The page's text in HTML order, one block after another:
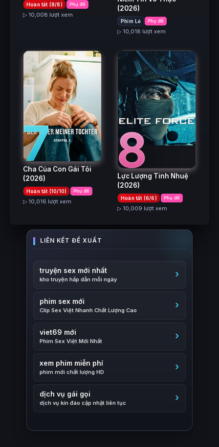
Hoàn tất (8/8) Phụ đề
▷ 10,008 lượt xem
(2026)
Phim Lẻ Phụ đề
▷ 10,018 lượt xem
7
Cha Của Con Gái Tôi
(2026)
Hoàn tất (10/10) Phụ đề
▷ 10,016 lượt xem
8
Lực Lượng Tinh Nhuệ
(2026)
Hoàn tất (6/6) Phụ đề
▷ 10,009 lượt xem
truyện sex mới nhất
kho truyện hấp dẫn mỗi ngày
phim sex mới
Clip Sex Việt Nhanh Chất Lượng Cao
viet69 mới
Phim Sex Việt Mới Nhất
xem phim miễn phí
phim mới chất lượng HD
dịch vụ gái gọi
dịch vụ kín đáo cập nhật liên tục